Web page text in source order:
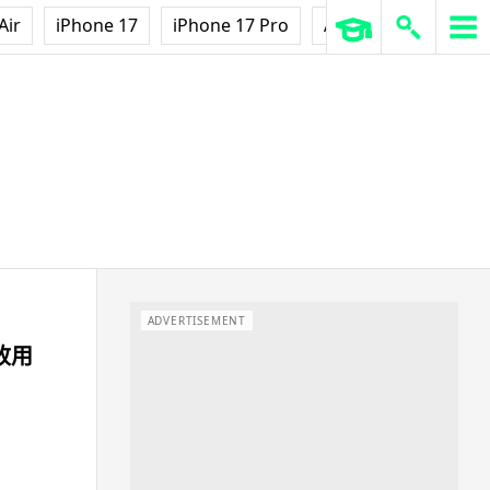
iPhone 17 iPhone 17 Pro AirPods Pro 3
用
ADVERTISEMENT